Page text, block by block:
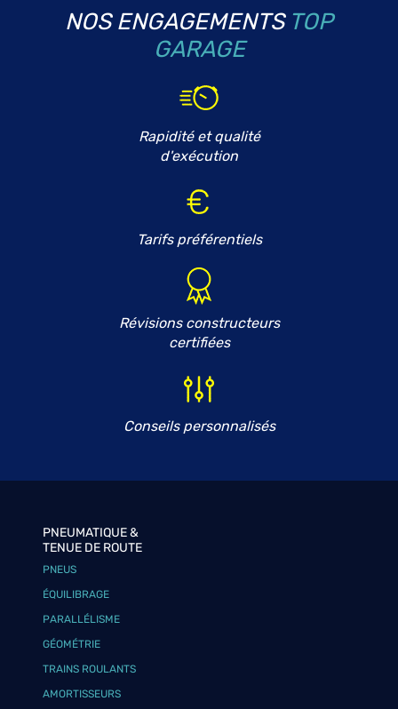
NOS ENGAGEMENTS TOP
GARAGE
Rapidité et qualité
d'exécution
Tarifs préférentiels
Révisions constructeurs
certifiées
Conseils personnalisés
PNEUMATIQUE &
TENUE DE ROUTE
PNEUS
ÉQUILIBRAGE
PARALLÉLISME
GÉOMÉTRIE
TRAINS ROULANTS
AMORTISSEURS